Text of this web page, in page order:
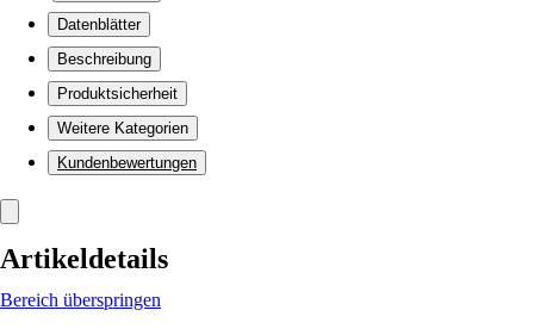
Datenblätter
Beschreibung
Produktsicherheit
Weitere Kategorien
Kundenbewertungen
Artikeldetails
Bereich überspringen